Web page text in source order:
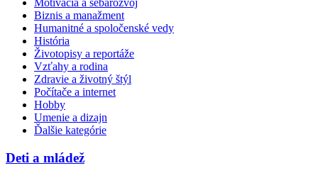
Biznis a manažment
Humanitné a spoločenské vedy
História
Životopisy a reportáže
Vzťahy a rodina
Zdravie a životný štýl
Počítače a internet
Hobby
Umenie a dizajn
Ďalšie kategórie
Deti a mládež